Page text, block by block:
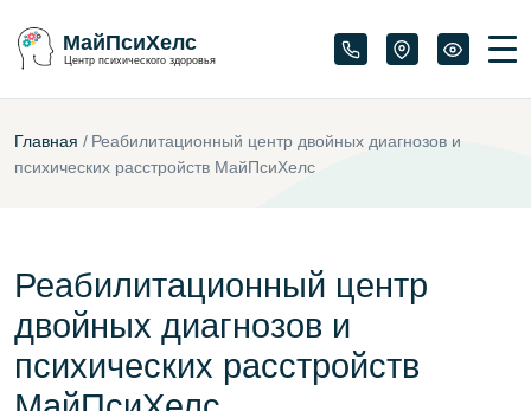
МайПсиХелс
Центр психического здоровья
Главная / Реабилитационный центр двойных диагнозов и
психических расстройств МайПсиХелс
Реабилитационный центр
двойных диагнозов и
психических расстройств